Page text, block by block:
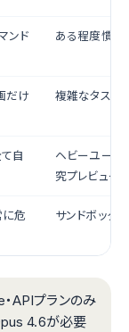
ンド
ある程度慣れ
だけ
複雑なタスク
自
ヘビーユーザ
究プレビュー）
に危
サンドボック
APIプランのみ
4.6が必要